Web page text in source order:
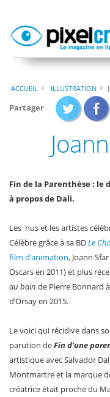
ACCUEIL ILLUSTRATION
Partager
Fin de la Parenthèse : le
à propos de Dali.
Les nus et les artistes
Célèbre grâce à sa BDLe
film d’animation, Joann
Oscars en 2011) et plus
au bain de Pierre Bonnard
d’Orsay en 2015.
Le voici qui récidive dans
parution deFin d’une
artistique avec Salvador
Montmartre et la marque
créatrice était proche du